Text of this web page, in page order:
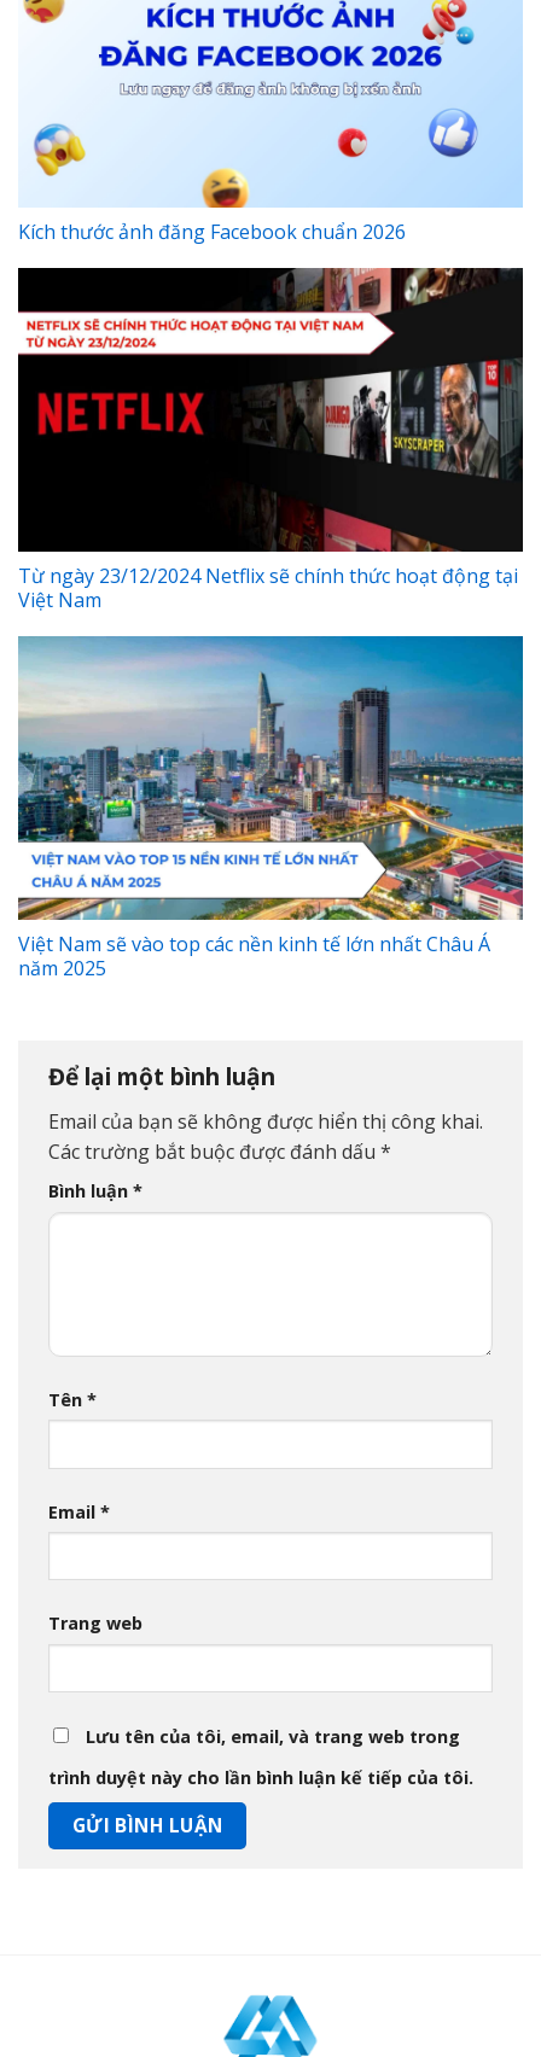
Kích thước ảnh đăng Facebook chuẩn 2026
Từ ngày 23/12/2024 Netflix sẽ chính thức hoạt động tại
Việt Nam
Việt Nam sẽ vào top các nền kinh tế lớn nhất Châu Á
năm 2025
Để lại một bình luận
Email của bạn sẽ không được hiển thị công khai.
Các trường bắt buộc được đánh dấu *
Bình luận *
Tên *
Email *
Trang web
Lưu tên của tôi, email, và trang web trong
trình duyệt này cho lần bình luận kế tiếp của tôi.